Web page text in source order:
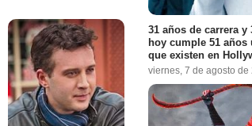
31 años de carrera
hoy cumple 51 años
que existen en
viernes, 7 de agosto de